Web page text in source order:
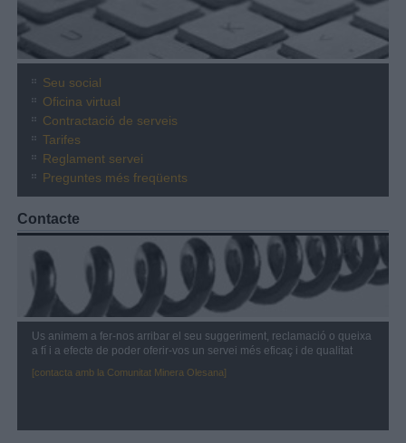
Seu social
Oficina virtual
Contractació de serveis
Tarifes
Reglament servei
Preguntes més freqüents
Contacte
Us animem a fer-nos arribar el seu suggeriment, reclamació o queixa
a fí i a efecte de poder oferir-vos un servei més eficaç i de qualitat
[contacta amb la Comunitat Minera Olesana]